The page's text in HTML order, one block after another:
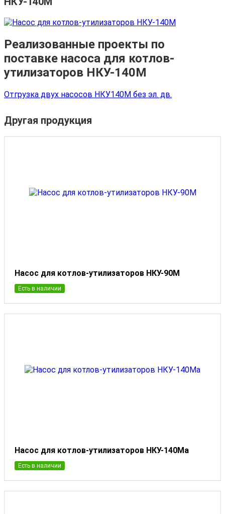
Реализованные проекты по
поставке насоса для котлов-
утилизаторов НКУ-140М
Отгрузка двух насосов НКУ140М без эл. дв.
Другая продукция
Насос для котлов-утилизаторов НКУ-90М
Есть в наличии
Насос для котлов-утилизаторов НКУ-140Ма
Есть в наличии